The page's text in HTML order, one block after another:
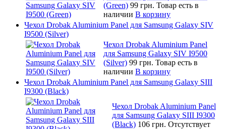
(Green) 99 грн. Товар есть в
наличии В корзину
Чехол Drobak Aluminium Panel для Samsung Galaxy SIV
I9500 (Silver)
Чехол Drobak Aluminium Panel
для Samsung Galaxy SIV I9500
(Silver) 99 грн. Товар есть в
наличии В корзину
Чехол Drobak Aluminium Panel для Samsung Galaxy SIII
I9300 (Black)
Чехол Drobak Aluminium Panel
для Samsung Galaxy SIII I9300
(Black) 106 грн. Отсутствует